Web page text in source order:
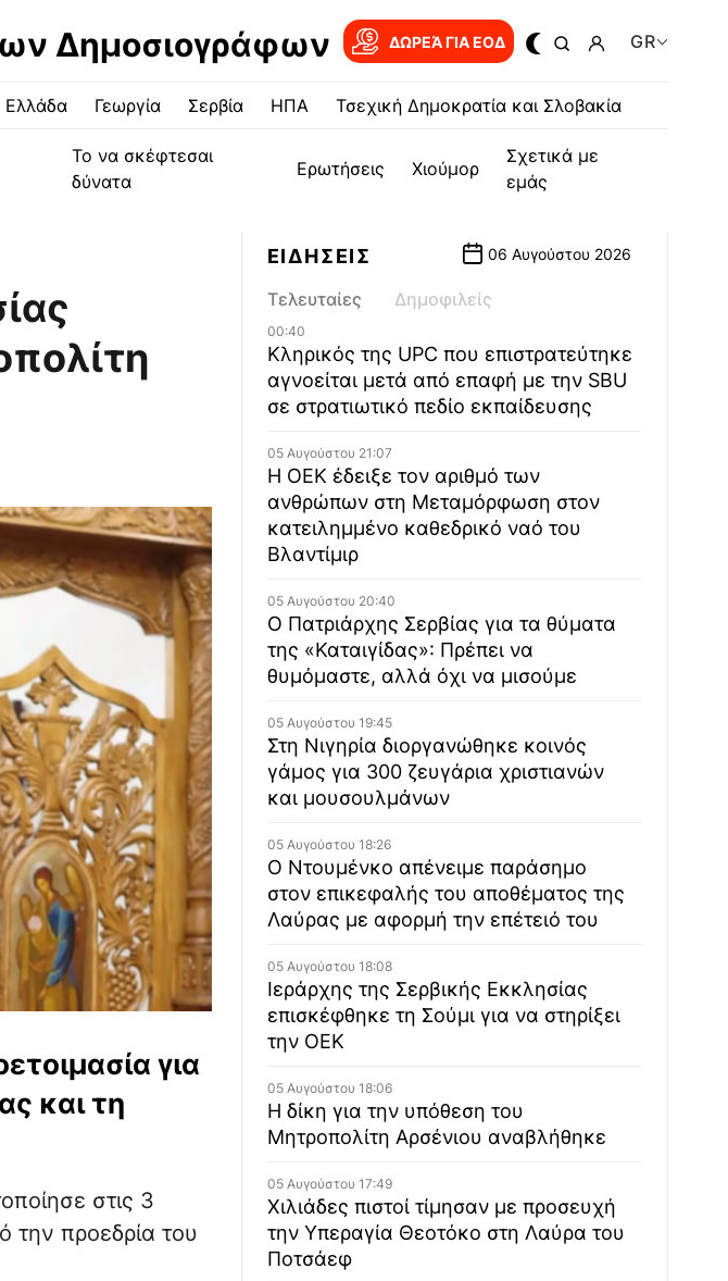
Δημοσιογράφων ΔΩΡΕΆ ΓΙΑ EOΔ GR
Ελλάδα Γεωργία Σερβία ΗΠΑ Τσεχική Δημοκρατία και Σλοβακία
Το να σκέφτεσαι
δύνατα
Ερωτήσεις Χιούμορ
Σχετικά με
εμάς
για
και τη
στις 3
την προεδρία του
ΕΙΔΗΣΕΙΣ 06 Αυγούστου 2026
Τελευταίες Δημοφιλείς
00:40
Κληρικός της UPC που επιστρατεύτηκε
αγνοείται μετά από επαφή με την SBU
σε στρατιωτικό πεδίο εκπαίδευσης
05 Αυγούστου 21:07
Η ΟΕΚ έδειξε τον αριθμό των
ανθρώπων στη Μεταμόρφωση στον
κατειλημμένο καθεδρικό ναό του
Βλαντίμιρ
05 Αυγούστου 20:40
Ο Πατριάρχης Σερβίας για τα θύματα
της «Καταιγίδας»: Πρέπει να
θυμόμαστε, αλλά όχι να μισούμε
05 Αυγούστου 19:45
Στη Νιγηρία διοργανώθηκε κοινός
γάμος για 300 ζευγάρια χριστιανών
και μουσουλμάνων
05 Αυγούστου 18:26
Ο Ντουμένκο απένειμε παράσημο
στον επικεφαλής του αποθέματος της
Λαύρας με αφορμή την επέτειό του
05 Αυγούστου 18:08
Ιεράρχης της Σερβικής Εκκλησίας
επισκέφθηκε τη Σούμι για να στηρίξει
την ΟΕΚ
05 Αυγούστου 18:06
Η δίκη για την υπόθεση του
Μητροπολίτη Αρσένιου αναβλήθηκε
05 Αυγούστου 17:49
Χιλιάδες πιστοί τίμησαν με προσευχή
την Υπεραγία Θεοτόκο στη Λαύρα του
Ποτσάεφ